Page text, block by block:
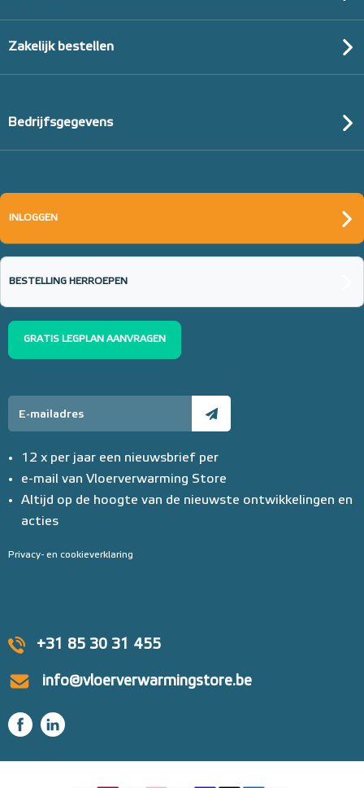
+31 85 30 31 455
info@vloerverwarmingstore.be
Zakelijk bestellen
Bedrijfsgegevens
INLOGGEN
BESTELLING HERROEPEN
GRATIS LEGPLAN AANVRAGEN
12 x per jaar een nieuwsbrief per
e-mail van Vloerverwarming Store
Altijd op de hoogte van de nieuwste ontwikkelingen en
acties
Privacy- en cookieverklaring